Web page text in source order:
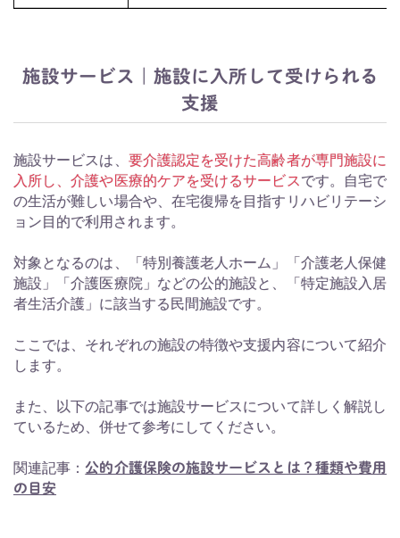
施設サービス｜施設に入所して受けられる
支援
施設サービスは、 要介護認定を受けた高齢者が専門施設に
入所し、介護や医療的ケアを受けるサービスです。自宅で
の生活が難しい場合や、在宅復帰を目指すリハビリテーシ
ョン目的で利用されます。
対象となるのは、「特別養護老人ホーム」「介護老人保健
施設」「介護医療院」などの公的施設と、「特定施設入居
者生活介護」に該当する民間施設です。
ここでは、それぞれの施設の特徴や支援内容について紹介
します。
また、以下の記事では施設サービスについて詳しく解説し
ているため、併せて参考にしてください。
関連記事： 公的介護保険の施設サービスとは？種類や費用
の目安